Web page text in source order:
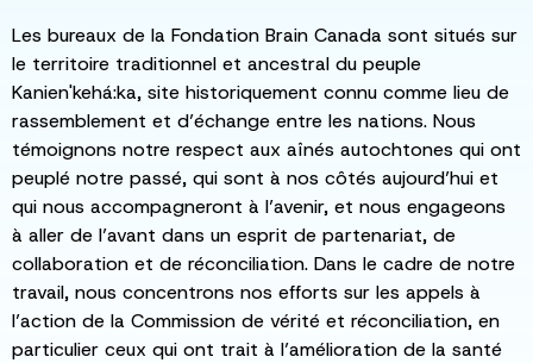
Les bureaux de la Fondation Brain Canada sont situés sur
le territoire traditionnel et ancestral du peuple
Kanien'kehá:ka, site historiquement connu comme lieu de
rassemblement et d’échange entre les nations. Nous
témoignons notre respect aux aînés autochtones qui ont
peuplé notre passé, qui sont à nos côtés aujourd’hui et
qui nous accompagneront à l’avenir, et nous engageons
à aller de l’avant dans un esprit de partenariat, de
collaboration et de réconciliation. Dans le cadre de notre
travail, nous concentrons nos efforts sur les appels à
l’action de la Commission de vérité et réconciliation, en
particulier ceux qui ont trait à l’amélioration de la santé